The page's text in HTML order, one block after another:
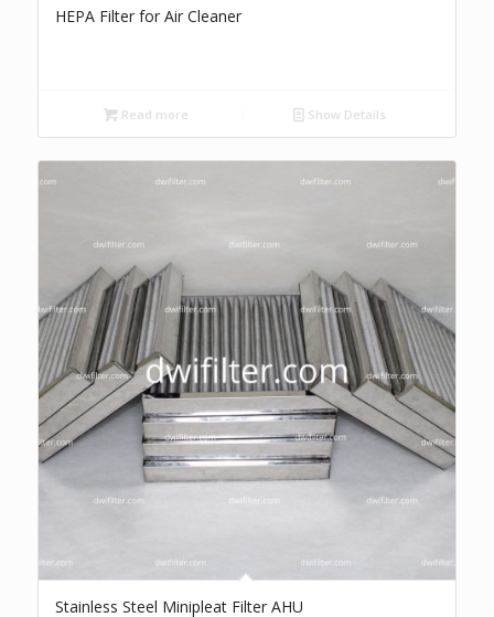
HEPA Filter for Air Cleaner
Read more Show Details
Stainless Steel Minipleat Filter AHU